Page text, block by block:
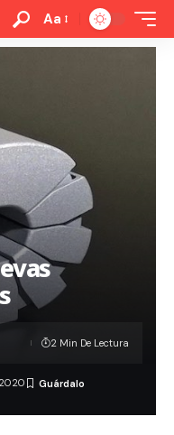
Aa
2 Min De Lectura